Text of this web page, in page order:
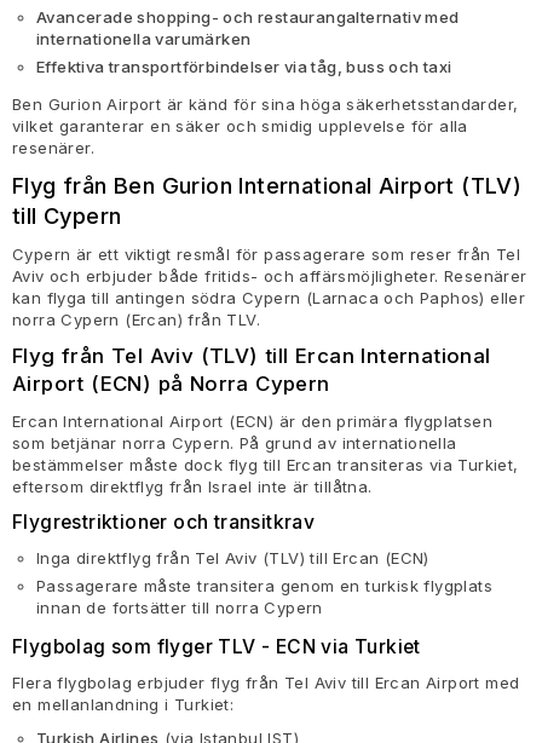
Avancerade shopping- och restaurangalternativ med
internationella varumärken
Effektiva transportförbindelser via tåg, buss och taxi
Ben Gurion Airport är känd för sina höga säkerhetsstandarder,
vilket garanterar en säker och smidig upplevelse för alla
resenärer.
Flyg från Ben Gurion International Airport (TLV)
till Cypern
Cypern är ett viktigt resmål för passagerare som reser från Tel
Aviv och erbjuder både fritids- och affärsmöjligheter. Resenärer
kan flyga till antingen södra Cypern (Larnaca och Paphos) eller
norra Cypern (Ercan) från TLV.
Flyg från Tel Aviv (TLV) till Ercan International
Airport (ECN) på Norra Cypern
Ercan International Airport (ECN) är den primära flygplatsen
som betjänar norra Cypern. På grund av internationella
bestämmelser måste dock flyg till Ercan transiteras via Turkiet,
eftersom direktflyg från Israel inte är tillåtna.
Flygrestriktioner och transitkrav
Inga direktflyg från Tel Aviv (TLV) till Ercan (ECN)
Passagerare måste transitera genom en turkisk flygplats
innan de fortsätter till norra Cypern
Flygbolag som flyger TLV - ECN via Turkiet
Flera flygbolag erbjuder flyg från Tel Aviv till Ercan Airport med
en mellanlandning i Turkiet:
Turkish Airlines (via Istanbul IST)